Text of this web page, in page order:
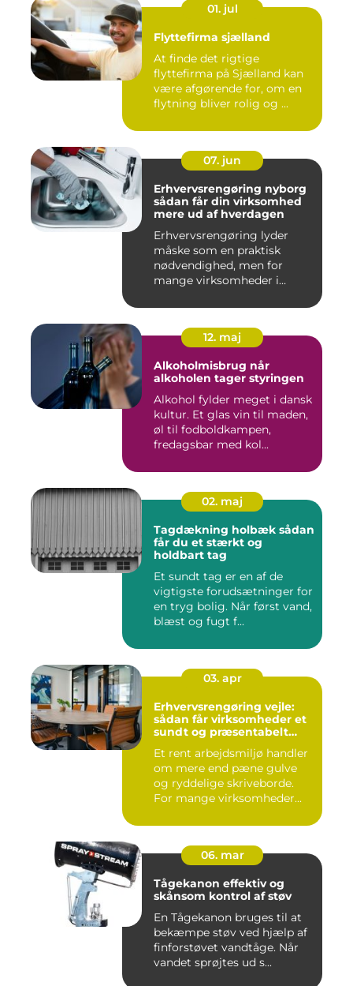
01. jul
Flyttefirma sjælland
At finde det rigtige
flyttefirma på Sjælland kan
være afgørende for, om en
flytning bliver rolig og ...
07. jun
Erhvervsrengøring nyborg
sådan får din virksomhed
mere ud af hverdagen
Erhvervsrengøring lyder
måske som en praktisk
nødvendighed, men for
mange virksomheder i
12. maj
Alkoholmisbrug når
alkoholen tager styringen
Alkohol fylder meget i dansk
kultur. Et glas vin til maden,
øl til fodboldkampen,
fredagsbar med kol...
02. maj
Tagdækning holbæk sådan
får du et stærkt og
holdbart tag
Et sundt tag er en af de
vigtigste forudsætninger for
en tryg bolig. Når først vand,
blæst og fugt f...
03. apr
Erhvervsrengøring vejle:
sådan får virksomheder et
sundt og præsentabelt
Et rent arbejdsmiljø handler
om mere end pæne gulve
og ryddelige skriveborde.
For mange virksomheder...
06. mar
Tågekanon effektiv og
skånsom kontrol af støv
En Tågekanon bruges til at
bekæmpe støv ved hjælp af
finforstøvet vandtåge. Når
vandet sprøjtes ud s...